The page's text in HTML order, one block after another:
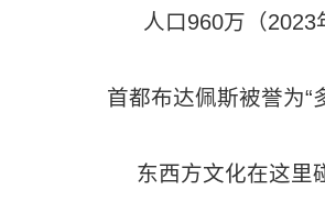
人口960万（2023
首都布达佩斯被誉为“
东西方文化在这里